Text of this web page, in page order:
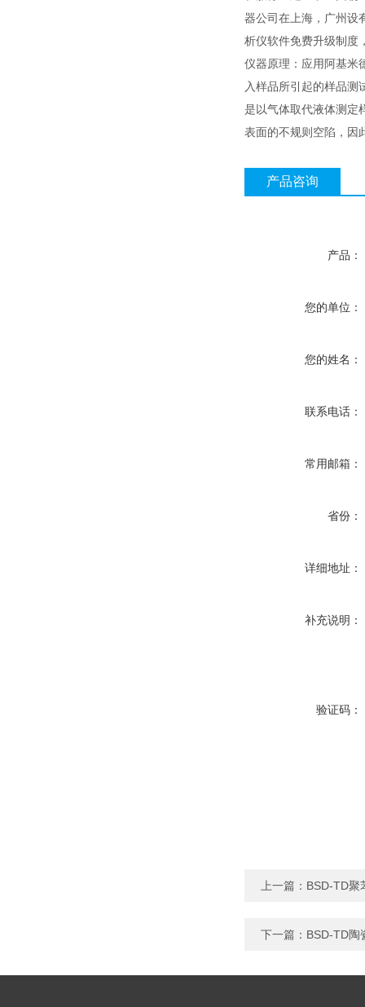
器公司在上海，广州设
析仪软件免费升级制度
仪器原理：应用阿基米
入样品所引起的样品
是以气体取代液体测定
表面的不规则空陷，因
产品咨询
产品：
您的单位：
您的姓名：
联系电话：
常用邮箱：
省份：
详细地址：
补充说明：
验证码：
上一篇： BSD-TD聚
下一篇： BSD-TD陶